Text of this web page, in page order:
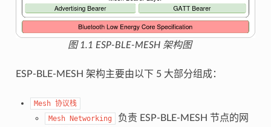
图 1.1 ESP-BLE-MESH 架构图
ESP-BLE-MESH 架构主要由以下 5 大部分组成：
Mesh 协议栈
Mesh Networking
负责 ESP-BLE-MESH 节点的网